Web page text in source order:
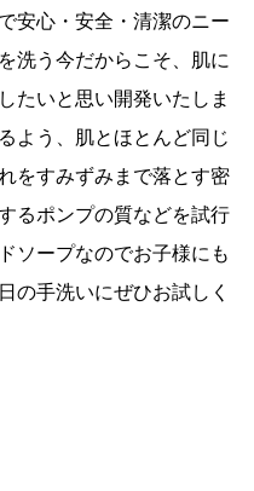
安心・安全・清潔のニー
洗う今だからこそ、肌に
たいと思い開発いたしま
よう、肌とほとんど同じ
をすみずみまで落とす密
るポンプの質などを試行
ソープなのでお子様にも
の手洗いにぜひお試しく